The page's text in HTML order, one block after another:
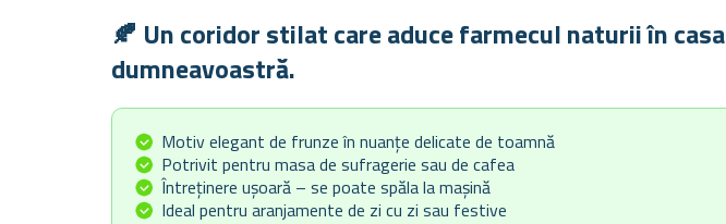
🍂 Un coridor stilat care aduce farmecul naturii în casa
dumneavoastră.
Motiv elegant de frunze în nuanțe delicate de toamnă
Potrivit pentru masa de sufragerie sau de cafea
Întreținere ușoară – se poate spăla la mașină
Ideal pentru aranjamente de zi cu zi sau festive